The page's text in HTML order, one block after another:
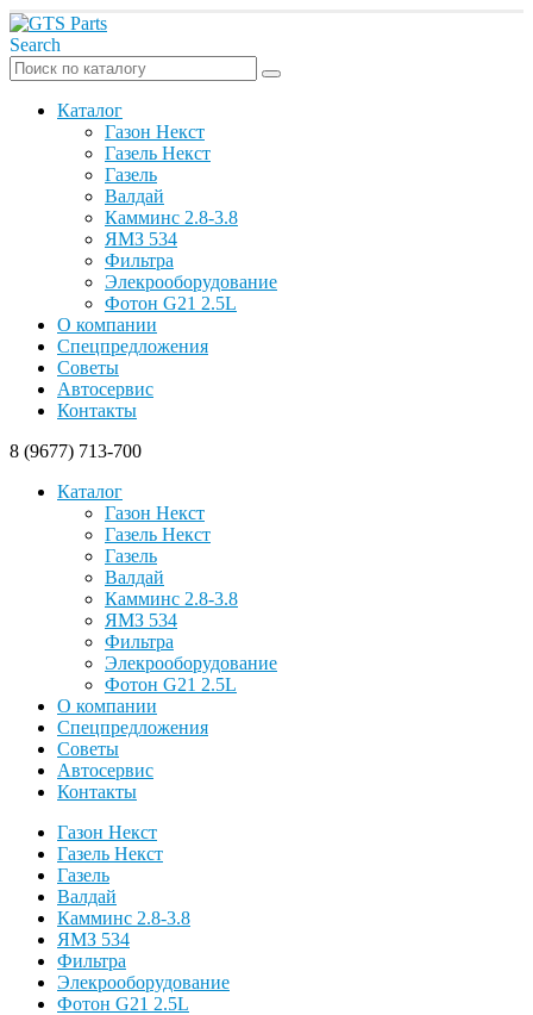
Search
Каталог
Газон Некст
Газель Некст
Газель
Валдай
Камминс 2.8-3.8
ЯМЗ 534
Фильтра
Элекрооборудование
Фотон G21 2.5L
О компании
Спецпредложения
Советы
Автосервис
Контакты
8 (9677) 713-700
Каталог
Газон Некст
Газель Некст
Газель
Валдай
Камминс 2.8-3.8
ЯМЗ 534
Фильтра
Элекрооборудование
Фотон G21 2.5L
О компании
Спецпредложения
Советы
Автосервис
Контакты
Газон Некст
Газель Некст
Газель
Валдай
Камминс 2.8-3.8
ЯМЗ 534
Фильтра
Элекрооборудование
Фотон G21 2.5L